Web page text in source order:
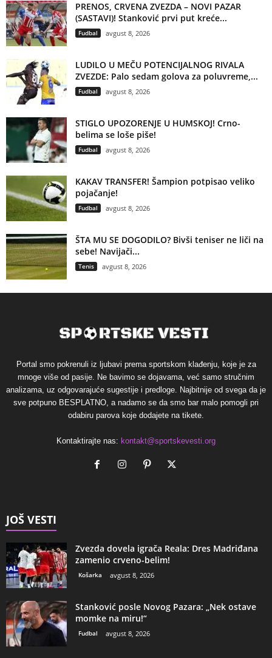
PRENOS, CRVENA ZVEZDA – NOVI PAZAR
(SASTAVI)! Stanković prvi put kreće...
Fudbal avgust 8, 2026
LUDILO U MEČU POTENCIJALNOG RIVALA
ZVEZDE: Palo sedam golova za poluvreme,...
Fudbal avgust 8, 2026
STIGLO UPOZORENJE U HUMSKOJ! Crno-
belima se loše piše!
Fudbal avgust 8, 2026
KAKAV TRANSFER! Šampion potpisao veliko
pojačanje!
Fudbal avgust 8, 2026
ŠTA MU SE DOGODILO? Bivši teniser ne liči na
sebe! Navijači...
Tenis avgust 8, 2026
Portal smo pokrenuli iz ljubavi prema sportskom klađenju, koje je za
mnoge više od pasije. Ne bavimo se dojavama, već samo stručnim
analizama, uz odgovarajuće sugestije i predloge. Najbitnije od svega da je
sve potpuno BESPLATNO, a nadamo se da smo bar malo pomogli pri
odabiru parova koje dodajete na tikete.
Kontaktirajte nas: kontakt@sportskevesti.org
JOŠ VESTI
Zvezda dovela igrača Reala: Dres Madriđana
zamenio crveno-belim!
Košarka avgust 8, 2026
Stanković posle Novog Pazara: „Nek ostave
momke na miru!“
Fudbal avgust 8, 2026